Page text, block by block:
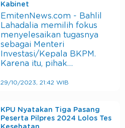
Kabinet
EmitenNews.com - Bahlil
Lahadalia memilih fokus
menyelesaikan tugasnya
sebagai Menteri
Investasi/Kepala BKPM.
Karena itu, pihak…
29/10/2023, 21:42 WIB
KPU Nyatakan Tiga Pasang
Peserta Pilpres 2024 Lolos Tes